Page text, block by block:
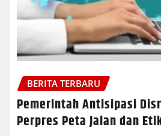
BERITA TERBARU
Pemerintah Antisipasi
Perpres Peta Jalan dan